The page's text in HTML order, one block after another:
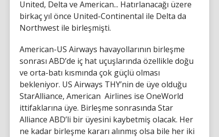
United, Delta ve American... Hatırlanacağı üzere
birkaç yıl önce United-Continental ile Delta da
Northwest ile birleşmişti.
American-US Airways havayollarının birleşme
sonrası ABD’de iç hat uçuşlarında özellikle doğu
ve orta-batı kısmında çok güçlü olması
bekleniyor. US Airways THY’nin de üye olduğu
StarAlliance, American Airlines ise OneWorld
ittifaklarına üye. Birleşme sonrasında Star
Alliance ABD’li bir üyesini kaybetmiş olacak. Her
ne kadar birleşme kararı alınmış olsa bile her iki